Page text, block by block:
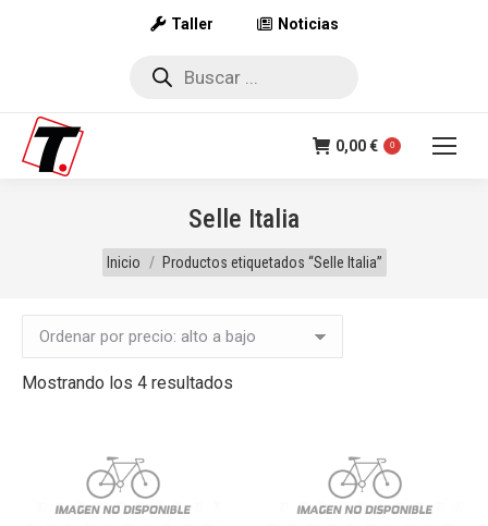
Taller Noticias
Búsqueda
0,00€ 0
Selle Italia
Estás aquí:
Inicio Productos etiquetados “Selle Italia”
Mostrando los 4 resultados